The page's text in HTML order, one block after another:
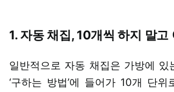
1. 자동 채집, 10개씩 하지 말고
일반적으로 자동 채집은 가방에 있
‘구하는 방법’에 들어가 10개 단